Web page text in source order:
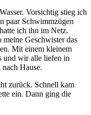
Vorsichtig stieg ich
paar Schwimmzügen
ich ihn im Netz.
Geschwister das
Mit einem kleinem
und wir alle liefen in
Hause.
zurück. Schnell kam
ein. Dann ging die